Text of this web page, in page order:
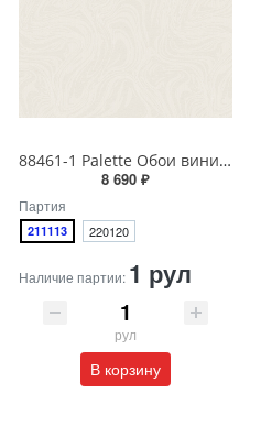
88461-1 Palette Обои виниловые на бумажной основе 1.06*15.6
8 690 ₽
Партия
211113 220120
Наличие партии: 1 рул
рул
В корзину